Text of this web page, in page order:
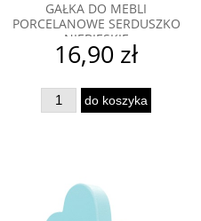
GAŁKA DO MEBLI
PORCELANOWE SERDUSZKO
NIEBIESKIE
16,90 zł
do koszyka